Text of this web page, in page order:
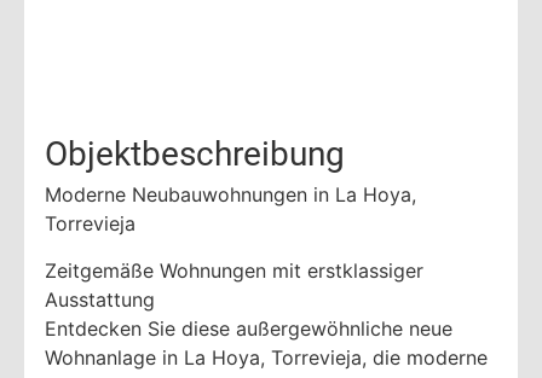
Objektbeschreibung
Moderne Neubauwohnungen in La Hoya,
Torrevieja
Zeitgemäße Wohnungen mit erstklassiger
Ausstattung
Entdecken Sie diese außergewöhnliche neue
Wohnanlage in La Hoya, Torrevieja, die moderne